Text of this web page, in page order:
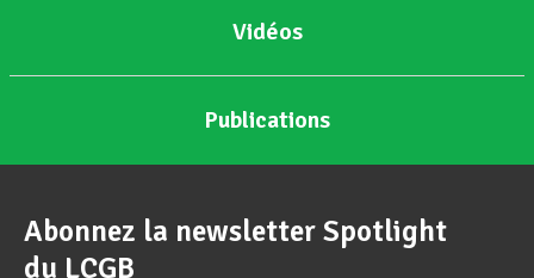
Vidéos
Publications
Abonnez la newsletter Spotlight
du LCGB